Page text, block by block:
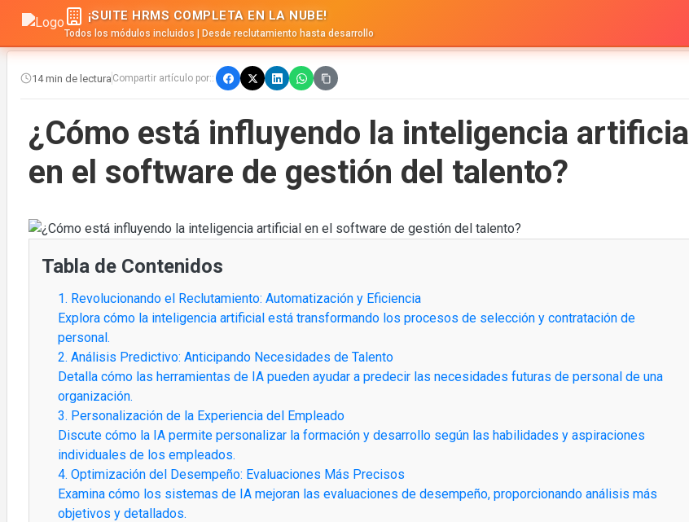
¡SUITE HRMS COMPLETA EN LA NUBE!
Todos los módulos incluidos | Desde reclutamiento hasta desarrollo
14 min de lectura Compartir artículo por::
¿Cómo está influyendo la inteligencia artificial
en el software de gestión del talento?
Tabla de Contenidos
1. Revolucionando el Reclutamiento: Automatización y Eficiencia
Explora cómo la inteligencia artificial está transformando los procesos de selección y contratación de
personal.
2. Análisis Predictivo: Anticipando Necesidades de Talento
Detalla cómo las herramientas de IA pueden ayudar a predecir las necesidades futuras de personal de una
organización.
3. Personalización de la Experiencia del Empleado
Discute cómo la IA permite personalizar la formación y desarrollo según las habilidades y aspiraciones
individuales de los empleados.
4. Optimización del Desempeño: Evaluaciones Más Precisos
Examina cómo los sistemas de IA mejoran las evaluaciones de desempeño, proporcionando análisis más
objetivos y detallados.